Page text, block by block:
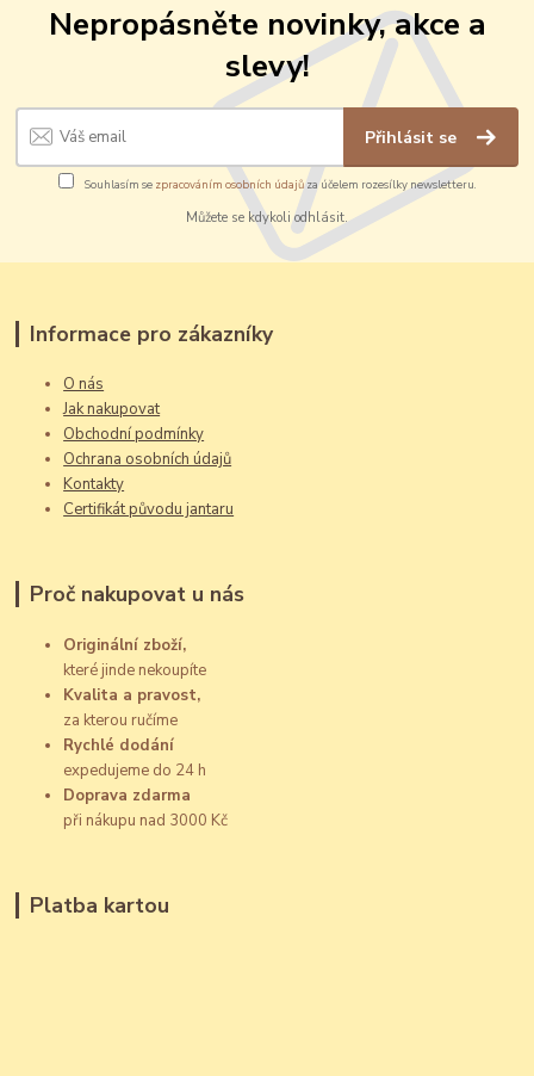
Nepropásněte novinky, akce a
slevy!
Přihlásit se
Souhlasím se zpracováním osobních údajůza účelem rozesílky newsletteru.
Můžete se kdykoli odhlásit.
Informace pro zákazníky
O nás
Jak nakupovat
Obchodní podmínky
Ochrana osobních údajů
Kontakty
Certifikát původu jantaru
Proč nakupovat u nás
Originální zboží,
které jinde nekoupíte
Kvalita a pravost,
za kterou ručíme
Rychlé dodání
expedujeme do 24 h
Doprava zdarma
při nákupu nad 3000 Kč
Platba kartou